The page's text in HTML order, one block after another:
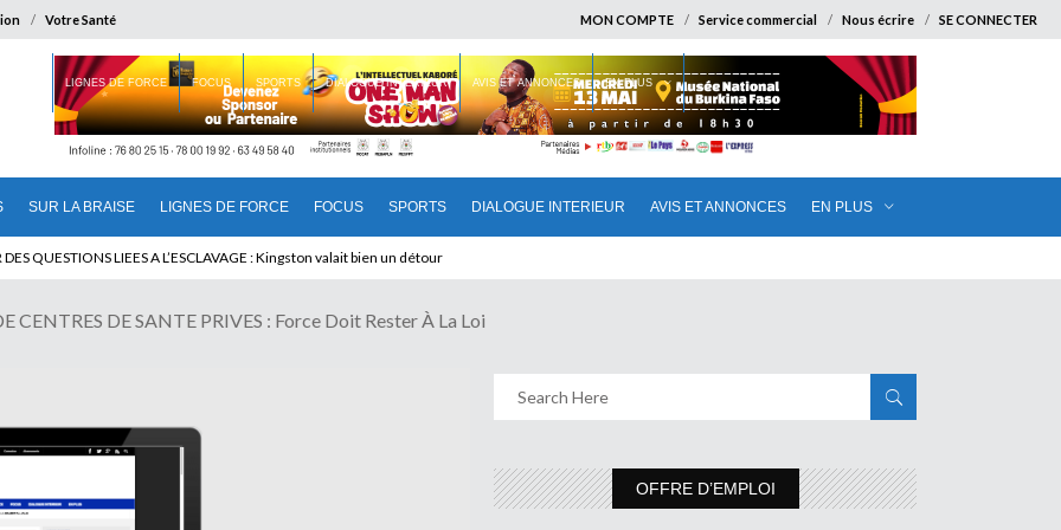
Votre Santé MON COMPTE Service commercial Nous écrire SE CONNECTER
SUR LA BRAISE LIGNES DE FORCE FOCUS SPORTS DIALOGUE INTERIEUR AVIS ET ANNONCES EN PLUS
LIGNES DE FORCE FOCUS SPORTS DIALOGUE INTERIEUR AVIS ET ANNONCES EN PLUS
DES QUESTIONS LIEES A L’ESCLAVAGE : Kingston valait bien un détour
BENINOIS : Quand Patrice quitte le pouvoir sans partir !
CENTRES DE SANTE PRIVES : Force Doit Rester À La Loi
OFFRE D’EMPLOI